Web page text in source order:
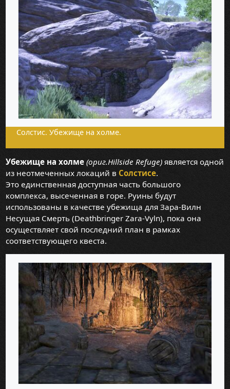
Солстис. Убежище на холме.
Убежище на холме (ориг.Hillside Refuge)является одной
из неотмеченных локаций в Солстисе.
Это единственная доступная часть большого
комплекса, высеченная в горе. Руины будут
использованы в качестве убежища для Зара-Вилн
Несущая Смерть (Deathbringer Zara-Vyln), пока она
осуществляет свой последний план в рамках
соответствующего квеста.